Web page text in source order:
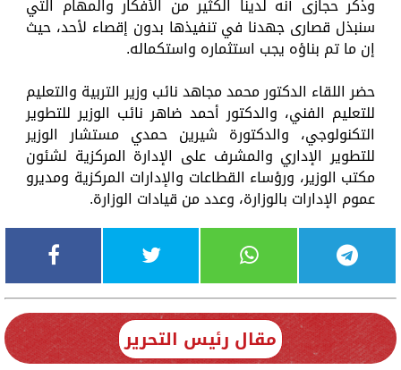
وذكر حجازى أنه لدينا الكثير من الأفكار والمهام التي
سنبذل قصارى جهدنا في تنفيذها بدون إقصاء لأحد، حيث
إن ما تم بناؤه يجب استثماره واستكماله.
حضر اللقاء الدكتور محمد مجاهد نائب وزير التربية والتعليم
للتعليم الفني، والدكتور أحمد ضاهر نائب الوزير للتطوير
التكنولوجي، والدكتورة شيرين حمدي مستشار الوزير
للتطوير الإداري والمشرف على الإدارة المركزية لشئون
مكتب الوزير، ورؤساء القطاعات والإدارات المركزية ومديرو
عموم الإدارات بالوزارة، وعدد من قيادات الوزارة.
مقال رئيس التحرير